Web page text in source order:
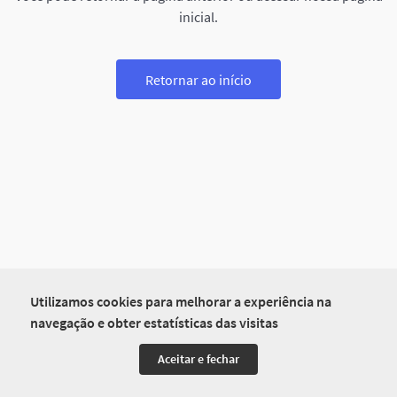
Utilizamos cookies para melhorar a experiência na
navegação e obter estatísticas das visitas
Aceitar e fechar
inicial.
Retornar ao início